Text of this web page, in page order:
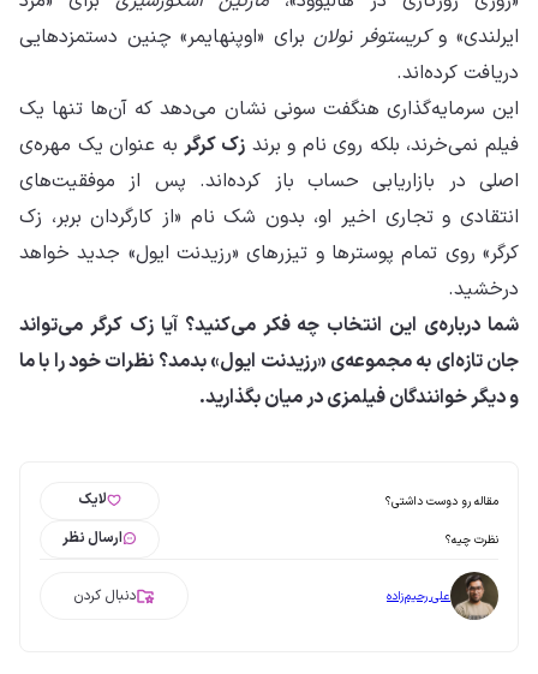
ایرلندی» وکریستوفر نولانبرای «اوپنهایمر» چنین دستمزدهایی
دریافت کرده‌اند.
این سرمایه‌گذاری هنگفت سونی نشان می‌دهد که آن‌ها تنها یک
فیلم نمی‌خرند، بلکه روی نام و برندزک کرگربه عنوان یک مهره‌ی
اصلی در بازاریابی حساب باز کرده‌اند. پس از موفقیت‌های
انتقادی و تجاری اخیر او، بدون شک نام «از کارگردان بربر، زک
کرگر» روی تمام پوسترها و تیزرهای «رزیدنت ایول» جدید خواهد
درخشید.
شما درباره‌ی این انتخاب چه فکر می‌کنید؟ آیا زک کرگر می‌تواند
جان تازه‌ای به مجموعه‌ی «رزیدنت ایول» بدمد؟ نظرات خود را با ما
و دیگر خوانندگان فیلمزی در میان بگذارید.
مقاله رو دوست داشتی؟ لایک
نظرت چیه؟ ارسال نظر
علی رحیم‌زاده دنبال کردن